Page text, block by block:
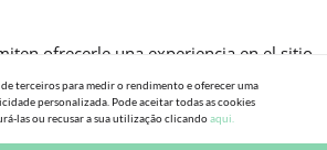
ofrecerle una experiencia en el sitio
(recomendaciones de producto
en categorías frecuentemente
esta cookie, nos ayuda a mejorar aún
terceiros para medir o rendimento e oferecer uma
personalizada. Pode aceitar todas as cookies
las ou recusar a sua utilização clicandoaqui.